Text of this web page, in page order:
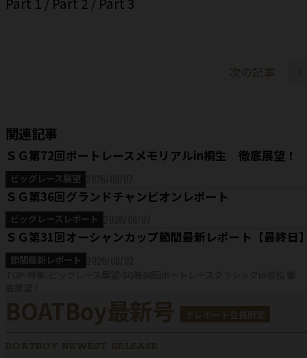
次の記事
関連記事
ＳＧ第72回ボートレースメモリアルin桐生 徹底展望！
ビッグレース展望
ＳＧ第36回グランドチャンピオンレポート
ビッグレースレポート
ＳＧ第31回オーシャンカップ節間最新レポート【最終日
節間最新レポート
BOATBoy最新号
BOATBOY NEWEST RELEASE